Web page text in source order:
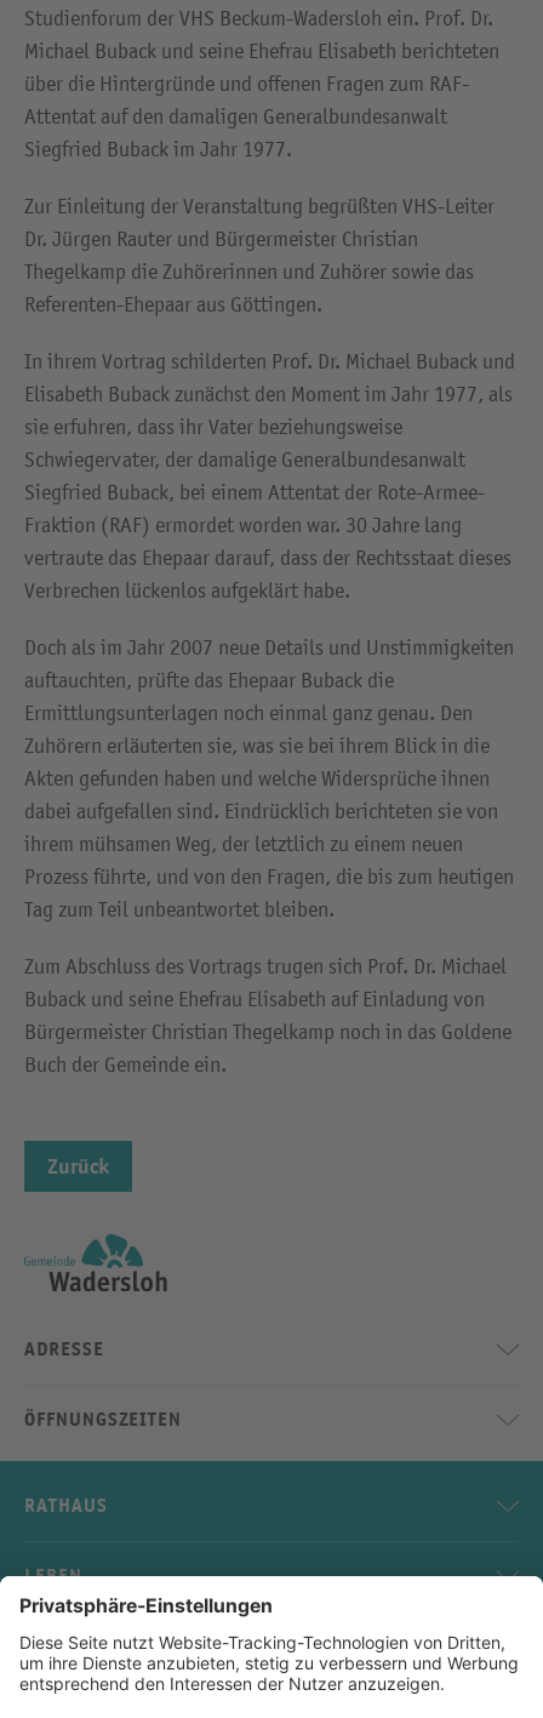
Studienforum der VHS Beckum-Wadersloh ein. Prof. Dr.
Michael Buback und seine Ehefrau Elisabeth berichteten
über die Hintergründe und offenen Fragen zum RAF-
Attentat auf den damaligen Generalbundesanwalt
Siegfried Buback im Jahr 1977.
Zur Einleitung der Veranstaltung begrüßten VHS-Leiter
Dr. Jürgen Rauter und Bürgermeister Christian
Thegelkamp die Zuhörerinnen und Zuhörer sowie das
Referenten-Ehepaar aus Göttingen.
In ihrem Vortrag schilderten Prof. Dr. Michael Buback und
Elisabeth Buback zunächst den Moment im Jahr 1977, als
sie erfuhren, dass ihr Vater beziehungsweise
Schwiegervater, der damalige Generalbundesanwalt
Siegfried Buback, bei einem Attentat der Rote-Armee-
Fraktion (RAF) ermordet worden war. 30 Jahre lang
vertraute das Ehepaar darauf, dass der Rechtsstaat dieses
Verbrechen lückenlos aufgeklärt habe.
Doch als im Jahr 2007 neue Details und Unstimmigkeiten
auftauchten, prüfte das Ehepaar Buback die
Ermittlungsunterlagen noch einmal ganz genau. Den
Zuhörern erläuterten sie, was sie bei ihrem Blick in die
Akten gefunden haben und welche Widersprüche ihnen
dabei aufgefallen sind. Eindrücklich berichteten sie von
ihrem mühsamen Weg, der letztlich zu einem neuen
Prozess führte, und von den Fragen, die bis zum heutigen
Tag zum Teil unbeantwortet bleiben.
Zum Abschluss des Vortrags trugen sich Prof. Dr. Michael
Buback und seine Ehefrau Elisabeth auf Einladung von
Bürgermeister Christian Thegelkamp noch in das Goldene
Buch der Gemeinde ein.
Zurück
ADRESSE
ÖFFNUNGSZEITEN
RATHAUS
LEBEN
SERVICE